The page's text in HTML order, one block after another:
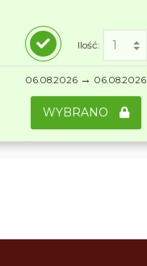
Ilość:
06.08.2026 → 06.08.2026
WYBRANO